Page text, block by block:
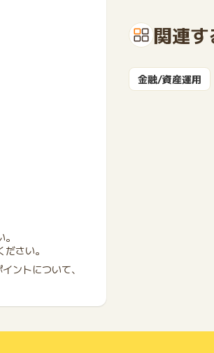
さい。
ントについて、
関連
金融/資産運用